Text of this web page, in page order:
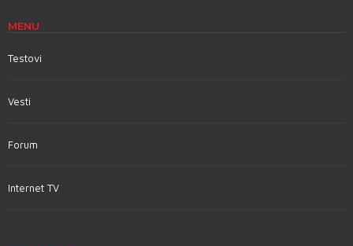
MENU
Testovi
Vesti
Forum
Internet TV